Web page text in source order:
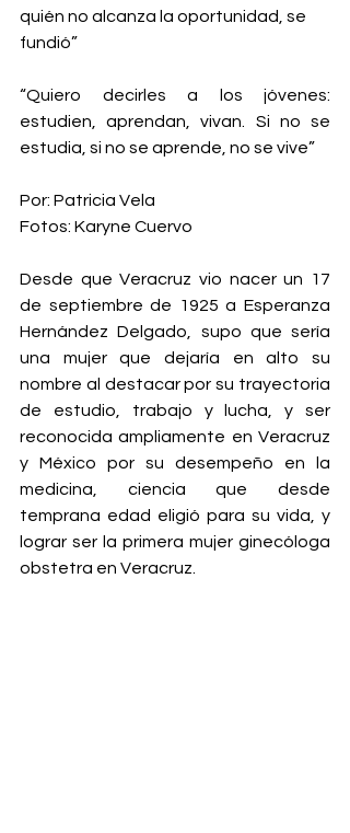
quién no alcanza la oportunidad, se
fundió”
“Quiero decirles a los jóvenes:
estudien, aprendan, vivan. Si no se
estudia, si no se aprende, no se vive”
Por: Patricia Vela
Fotos: Karyne Cuervo
Desde que Veracruz vio nacer un 17
de septiembre de 1925 a Esperanza
Hernández Delgado, supo que sería
una mujer que dejaría en alto su
nombre al destacar por su trayectoria
de estudio, trabajo y lucha, y ser
reconocida ampliamente en Veracruz
y México por su desempeño en la
medicina, ciencia que desde
temprana edad eligió para su vida, y
lograr ser la primera mujer ginecóloga
obstetra en Veracruz.